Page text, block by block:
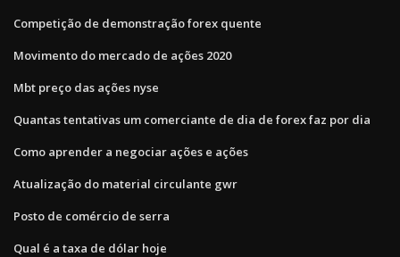
Competição de demonstração forex quente
Movimento do mercado de ações 2020
Mbt preço das ações nyse
Quantas tentativas um comerciante de dia de forex faz por dia
Como aprender a negociar ações e ações
Atualização do material circulante gwr
Posto de comércio de serra
Qual é a taxa de dólar hoje